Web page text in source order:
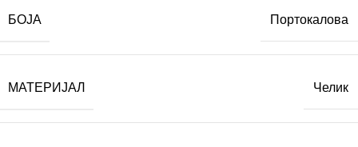
БОЈА Портокалова
МАТЕРИЈАЛ Челик